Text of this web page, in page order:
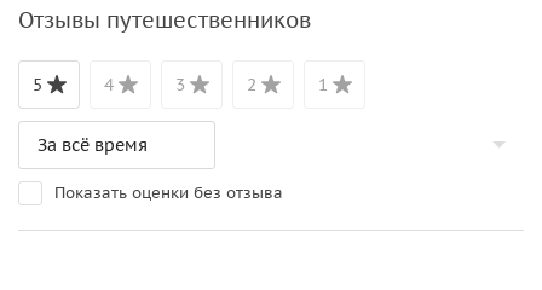
Отзывы путешественников
5 4 3 2 1
Показать оценки без отзыва